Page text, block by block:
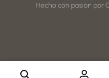
Hecho con pasión por